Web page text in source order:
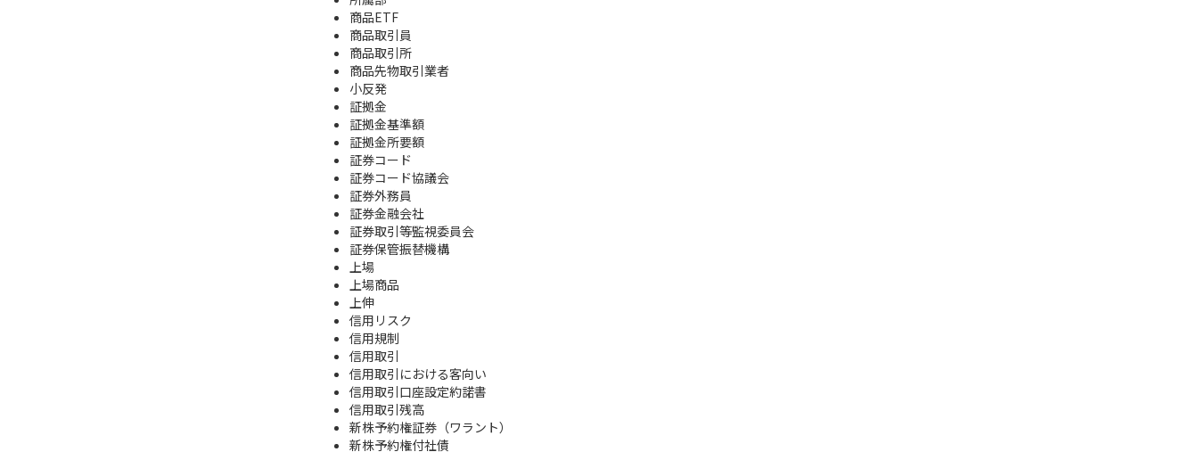
商品ETF
商品取引員
商品取引所
商品先物取引業者
小反発
証拠金
証拠金基準額
証拠金所要額
証券コード
証券コード協議会
証券外務員
証券金融会社
証券取引等監視委員会
証券保管振替機構
上場
上場商品
上伸
信用リスク
信用規制
信用取引
信用取引における客向い
信用取引口座設定約諾書
信用取引残高
新株予約権証券（ワラント）
新株予約権付社債